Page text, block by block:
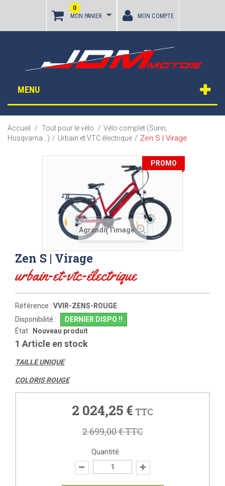
MON PANIER
0
MON COMPTE
MENU
Accueil / Tout pour le vélo / Vélo complet (Sunn,
Husqvarna...) / Urbain et VTC électrique / Zen S | Virage
PROMO
Agrandir l'image
Zen S | Virage
urbain-et-vtc-électrique
Référence : VVIR-ZENS-ROUGE
Disponibilité :
DERNIER DISPO !!
État : Nouveau produit
1 Article en stock
TAILLE UNIQUE
COLORIS ROUGE
2 024,25 € TTC
2 699,00 €TTC
Quantité